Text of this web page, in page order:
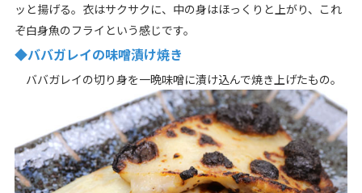
ッと揚げる。衣はサクサクに、中の身はほっくりと上がり、これ
ぞ白身魚のフライという感じです。
◆ババガレイの味噌漬け焼き
ババガレイの切り身を一晩味噌に漬け込んで焼き上げたもの。